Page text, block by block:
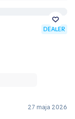
DEALER
27 maja 2026